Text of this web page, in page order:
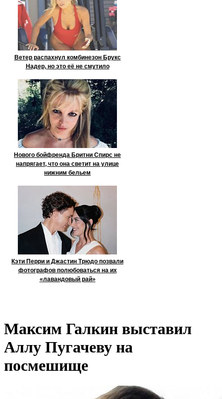
Ветер распахнул комбинезон Брукс
Надер, но это её не смутило
Нового бойфренда Бритни Спирс не
напрягает, что она светит на улице
нижним бельем
Кэти Перри и Джастин Трюдо позвали
фотографов полюбоваться на их
«лавандовый рай»
Максим Галкин выставил
Аллу Пугачеву на
посмешище